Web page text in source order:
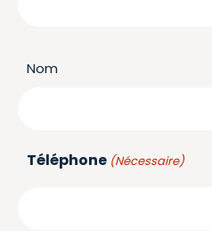
Nom
Téléphone (Nécessaire)